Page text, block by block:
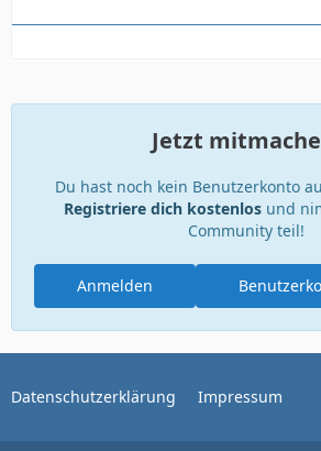
Jetzt
Du hast noch kein Benutzerkonto
Registriere dich kostenlos und
Community teil!
Anmelden
Datenschutzerklärung Impressum